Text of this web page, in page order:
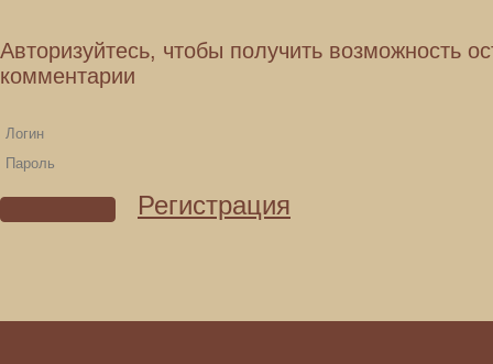
Авторизуйтесь, чтобы получить возможность
комментарии
Регистрация